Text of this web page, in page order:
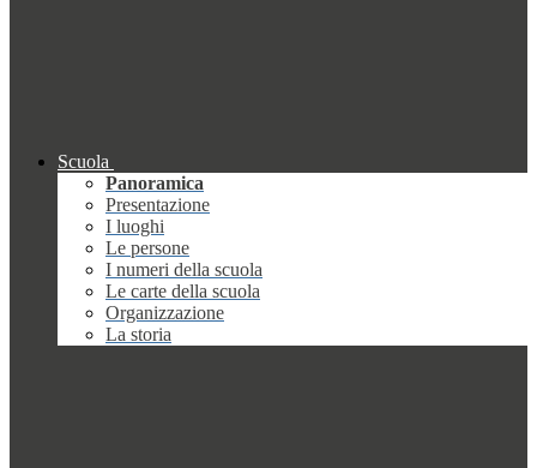
Scuola
Panoramica
Presentazione
I luoghi
Le persone
I numeri della scuola
Le carte della scuola
Organizzazione
La storia